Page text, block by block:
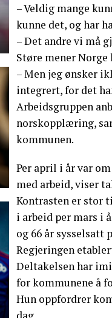
– Veldig mange
kunne det, og har
– Det andre vi må
Støre mener
– Men jeg ønsker
integrert, for det
Arbeidsgruppen
norskopplæring,
kommunen.
Per april i år var
med arbeid, viser
Kontrasten er stor
i arbeid per mars i
og 66 år sysselsatt
Regjeringen
Deltakelsen har
for kommunene å
Hun oppfordrer
dag.